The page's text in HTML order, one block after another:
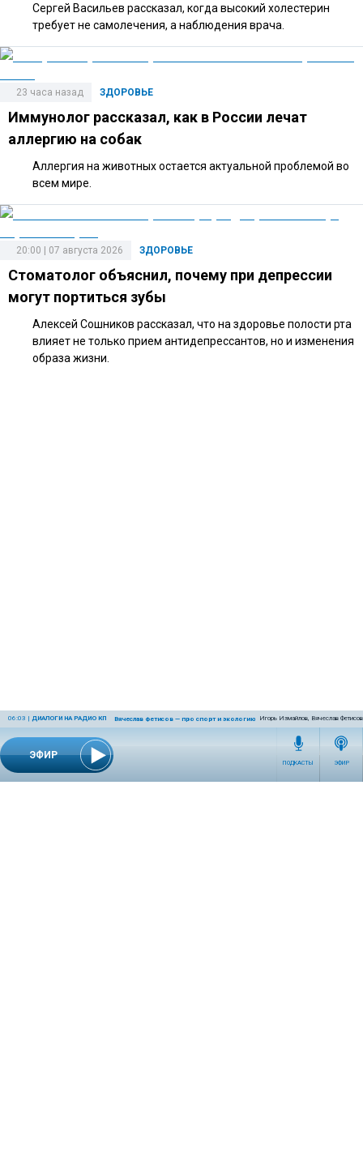
ЭФИР
06:03 | ДИАЛОГИ НА РАДИО КП Вячеслав Фетисов — про спорт и экологию Игорь Измайлов, Вячеслав Фетисов
ПОДКАСТЫ ЭФИР
Сергей Васильев рассказал, когда высокий холестерин
требует не самолечения, а наблюдения врача.
ЗДОРОВЬЕ
23 часа назад
Иммунолог рассказал, как в России лечат
аллергию на собак
Аллергия на животных остается актуальной проблемой во
всем мире.
ЗДОРОВЬЕ
20:00 | 07 августа 2026
Стоматолог объяснил, почему при депрессии
могут портиться зубы
Алексей Сошников рассказал, что на здоровье полости рта
влияет не только прием антидепрессантов, но и изменения
образа жизни.